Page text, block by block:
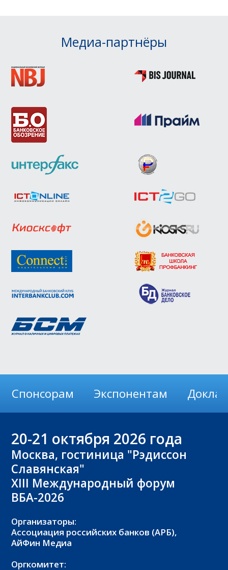
Медиа-партнёры
Спонсорам Экспонентам
20-21 октября 2026 года
Москва, гостиница "Рэдиссон
Славянская"
XIII Международный форум
ВБА-2026
Организаторы:
Ассоциация российских банков (АРБ),
АйФин Медиа
Оргкомитет: